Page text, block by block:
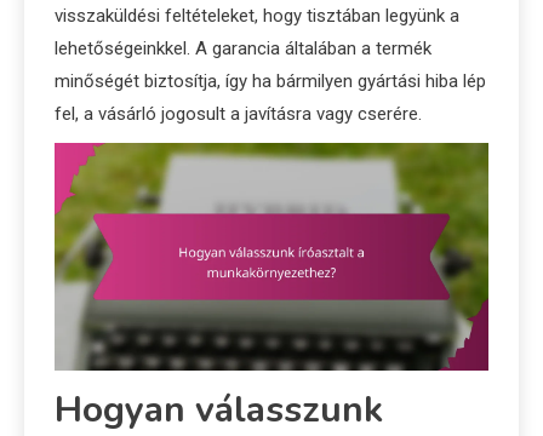
visszaküldési feltételeket, hogy tisztában legyünk a
lehetőségeinkkel. A garancia általában a termék
minőségét biztosítja, így ha bármilyen gyártási hiba lép
fel, a vásárló jogosult a javításra vagy cserére.
Hogyan válasszunk